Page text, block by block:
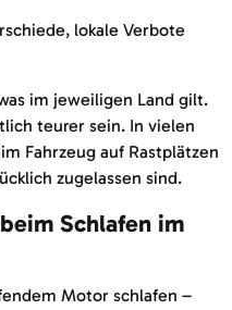
lokale Verbote
im jeweiligen Land gilt.
teurer sein. In vielen
Fahrzeug auf Rastplätzen
zugelassen sind.
Schlafen im
Motor schlafen –